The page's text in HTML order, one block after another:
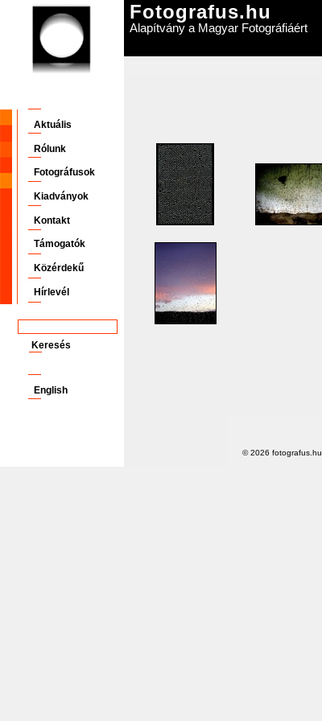
Fotografus.hu
Alapítvány a Magyar Fotográfiáért
Aktuális
Rólunk
Fotográfusok
Kiadványok
Kontakt
Támogatók
Közérdekű
Hírlevél
English
© 2026 fotografus.hu